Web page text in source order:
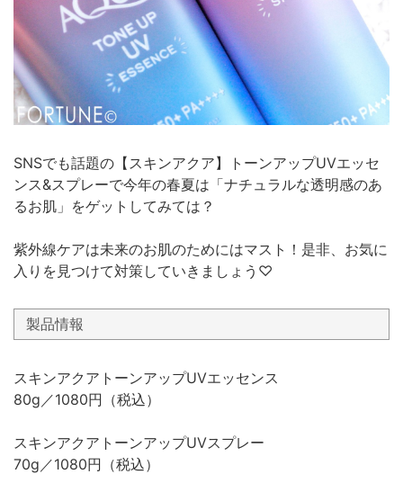
SNSでも話題の【スキンアクア】トーンアップUVエッセ
ンス&スプレーで今年の春夏は「ナチュラルな透明感のあ
るお肌」をゲットしてみては？
紫外線ケアは未来のお肌のためにはマスト！是非、お気に
入りを見つけて対策していきましょう♡
製品情報
スキンアクアトーンアップUVエッセンス
80g／1080円（税込）
スキンアクアトーンアップUVスプレー
70g／1080円（税込）